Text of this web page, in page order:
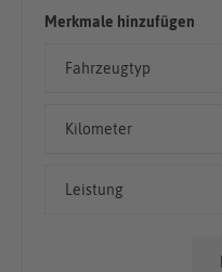
Merkmale hinzufügen
Fahrzeugtyp
Kilometer
Leistung